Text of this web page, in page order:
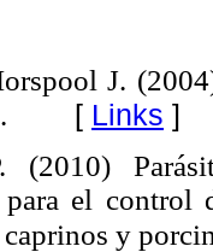
J.
[ Links ]
(2010)
el control
y